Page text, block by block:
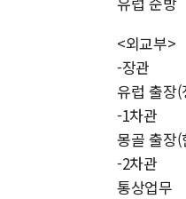
<외교부>
-장관
유럽 출장
-1차관
몽골 출장
-2차관
통상업무